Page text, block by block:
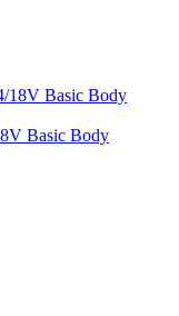
Basic Body